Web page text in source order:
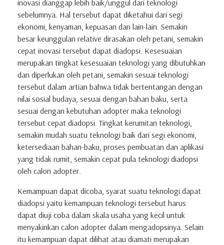
inovasi dianggap lebih baik/unggul dari teknologi
sebelumnya. Hal tersebut dapat diketahui dari segi
ekonomi, kenyaman, kepuasan dan lain-lain. Semakin
besar keunggulan relative dirasakan oleh petani, semakin
cepat inovasi tersebut dapat diadopsi. Kesesuaian
merupakan tingkat kesesuaian teknologi yang dibutuhkan
dan diperlukan oleh petani, semakin sesuai teknologi
tersebut dalam artian bahwa tidak bertentangan dengan
nilai sosial budaya, sesuai dengan bahan baku, serta
sesuai dengan kebutuhan adopter maka teknologi
tersebut cepat diadopsi. Tingkat kerumitan teknologi,
semakin mudah suatu teknologi baik dari segi ekonomi,
ketersediaan bahan-baku, proses pembuatan dan aplikasi
yang tidak rumit, semakin cepat pula teknologi diadopsi
oleh calon adopter.
Kemampuan dapat dicoba, syarat suatu teknologi dapat
diadopsi yaitu kemampuan teknologi tersebut harus
dapat diuji coba dalam skala usaha yang kecil untuk
menyakinkan calon adopter dalam mengadopsinya. Selain
itu kemampuan dapat dilihat atau diamati merupakan